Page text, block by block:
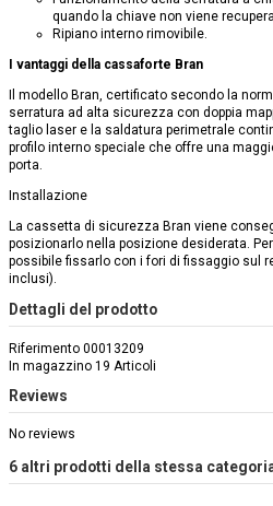
quando la chiave non viene
Ripiano interno rimovibile.
I vantaggi della cassaforte Bran
Il modello Bran, certificato secondo la
serratura ad alta sicurezza con doppia
taglio laser e la saldatura perimetrale
profilo interno speciale che offre una
porta.
Installazione
La cassetta di sicurezza Bran viene
posizionarlo nella posizione desiderata.
possibile fissarlo con i fori di fissaggio sul
inclusi).
Dettagli del prodotto
Riferimento 00013209
In magazzino 19 Articoli
Reviews
No reviews
6 altri prodotti della stessa